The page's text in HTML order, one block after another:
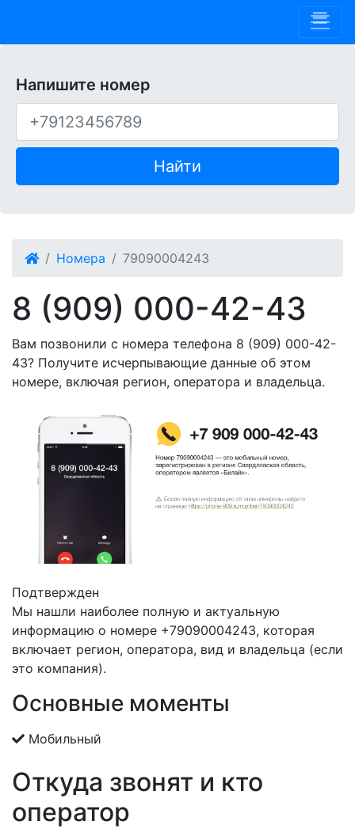
Напишите номер
Найти
Номера 79090004243
8 (909) 000-42-43
Вам позвонили с номера телефона 8 (909) 000-42-
43? Получите исчерпывающие данные об этом
номере, включая регион, оператора и владельца.
Подтвержден
Мы нашли наиболее полную и актуальную
информацию о номере +79090004243, которая
включает регион, оператора, вид и владельца (если
это компания).
Основные моменты
Мобильный
Откуда звонят и кто
оператор